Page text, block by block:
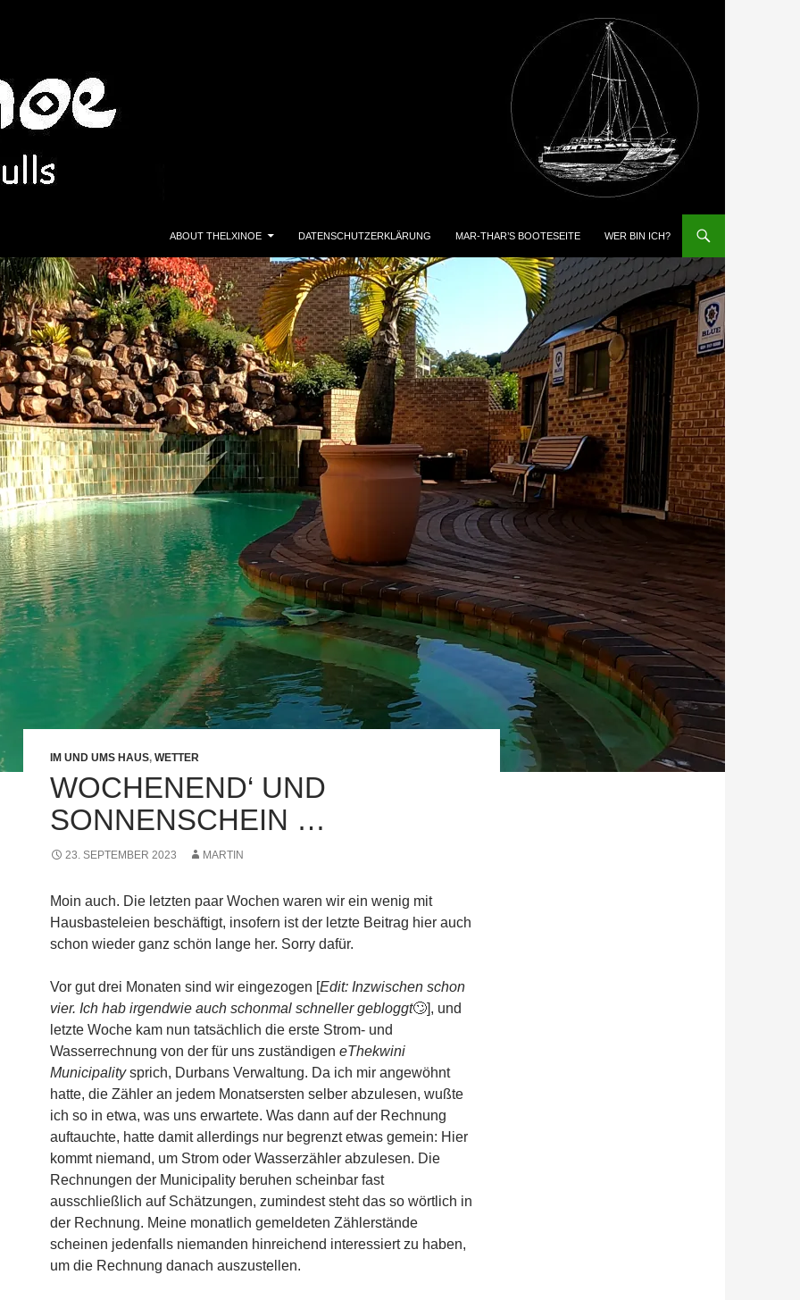
ABOUT THELXINOE
DATENSCHUTZERKLÄRUNG MAR-THAR’S BOOTESEITE WER BIN ICH?
IM UND UMS HAUS, WETTER
WOCHENEND‘ UND
SONNENSCHEIN …
23. SEPTEMBER 2023 MARTIN
Moin auch. Die letzten paar Wochen waren wir ein wenig mit
Hausbasteleien beschäftigt, insofern ist der letzte Beitrag hier auch
schon wieder ganz schön lange her. Sorry dafür.
Vor gut drei Monaten sind wir eingezogen [Edit: Inzwischen schon
vier. Ich hab irgendwie auch schonmal schneller gebloggt🙄], und
letzte Woche kam nun tatsächlich die erste Strom- und
Wasserrechnung von der für uns zuständigen eThekwini
Municipalitysprich, Durbans Verwaltung. Da ich mir angewöhnt
hatte, die Zähler an jedem Monatsersten selber abzulesen, wußte
ich so in etwa, was uns erwartete. Was dann auf der Rechnung
auftauchte, hatte damit allerdings nur begrenzt etwas gemein: Hier
kommt niemand, um Strom oder Wasserzähler abzulesen. Die
Rechnungen der Municipality beruhen scheinbar fast
ausschließlich auf Schätzungen, zumindeststeht das so wörtlich in
der Rechnung. Meine monatlich gemeldeten Zählerstände
scheinen jedenfalls niemanden hinreichend interessiert zu haben,
um die Rechnung danach auszustellen.